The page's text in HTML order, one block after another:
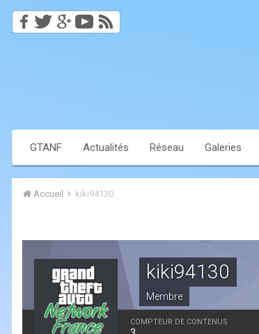
GTANF Actualités Réseau Galeries
Accueil kiki94130
kiki94130
Membre
COMPTEUR DE CONTENUS